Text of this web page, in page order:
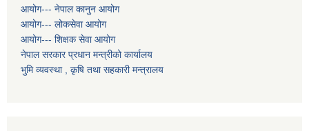
आयोग--- नेपाल कानुन आयोग
आयोग--- लोकसेवा आयोग
आयोग--- शिक्षक सेवा आयोग
नेपाल सरकार प्रधान मन्त्रीको कार्यालय
भुमि व्यवस्था , कृषि तथा सहकारी मन्त्रालय